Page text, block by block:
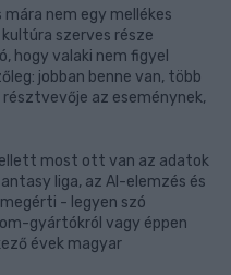
nem egy mellékes
szerves része
hogy valaki nem figyel
jobban benne van, több
az eseménynek,
most ott van az adatok
liga, az AI-elemzés és
- legyen szó
gyártókról vagy éppen
évek magyar